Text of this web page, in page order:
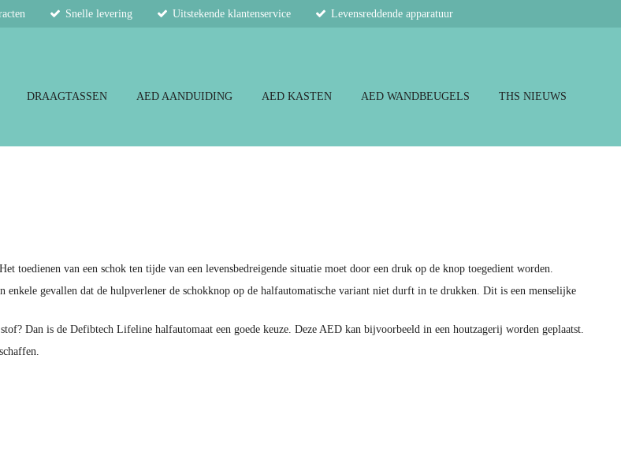
Snelle levering Uitstekende klantenservice Levensreddende apparatuur
DRAAGTASSEN AED AANDUIDING AED KASTEN AED WANDBEUGELS
THS NIEUWS
toedienen van een schok ten tijde van een levensbedreigende situatie moet door een druk op de knop toegedient worden.
enkele gevallen dat de hulpverlener de schokknop op de halfautomatische variant niet durft in te drukken. Dit is een menselijke
Dan is de Defibtech Lifeline halfautomaat een goede keuze. Deze AED kan bijvoorbeeld in een houtzagerij worden geplaatst.